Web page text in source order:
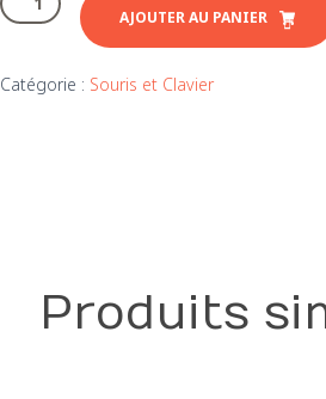
de
Tout-
AJOUTER AU PANIER
Catégorie : Souris et Clavier
Produits